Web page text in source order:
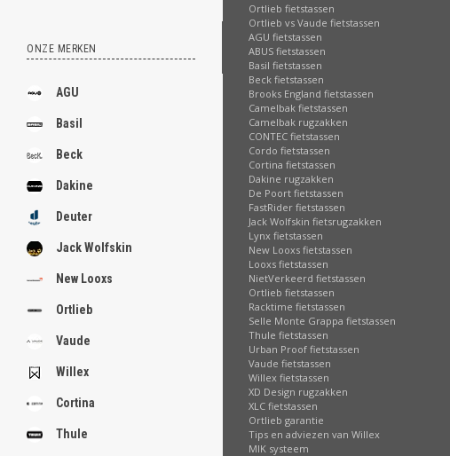
ONZE MERKEN
AGU
Basil
Beck
Dakine
Deuter
Jack Wolfskin
New Looxs
Ortlieb
Vaude
Willex
Cortina
Thule
Ortlieb fietstassen
Ortlieb vs Vaude fietstassen
AGU fietstassen
ABUS fietstassen
Basil fietstassen
Beck fietstassen
Brooks England fietstassen
Camelbak fietstassen
Camelbak rugzakken
CONTEC fietstassen
Cordo fietstassen
Cortina fietstassen
Dakine rugzakken
De Poort fietstassen
FastRider fietstassen
Jack Wolfskin fietsrugzakken
Lynx fietstassen
New Looxs fietstassen
Looxs fietstassen
NietVerkeerd fietstassen
Ortlieb fietstassen
Racktime fietstassen
Selle Monte Grappa fietstassen
Thule fietstassen
Urban Proof fietstassen
Vaude fietstassen
Willex fietstassen
XD Design rugzakken
XLC fietstassen
Ortlieb garantie
Tips en adviezen van Willex
MIK systeem